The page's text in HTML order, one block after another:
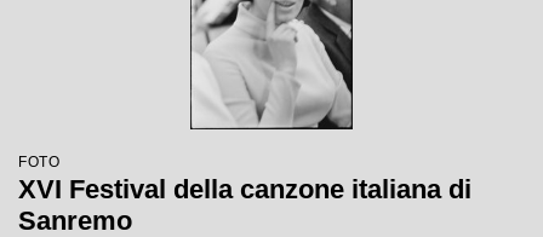
FOTO
XVI Festival della canzone italiana di
Sanremo